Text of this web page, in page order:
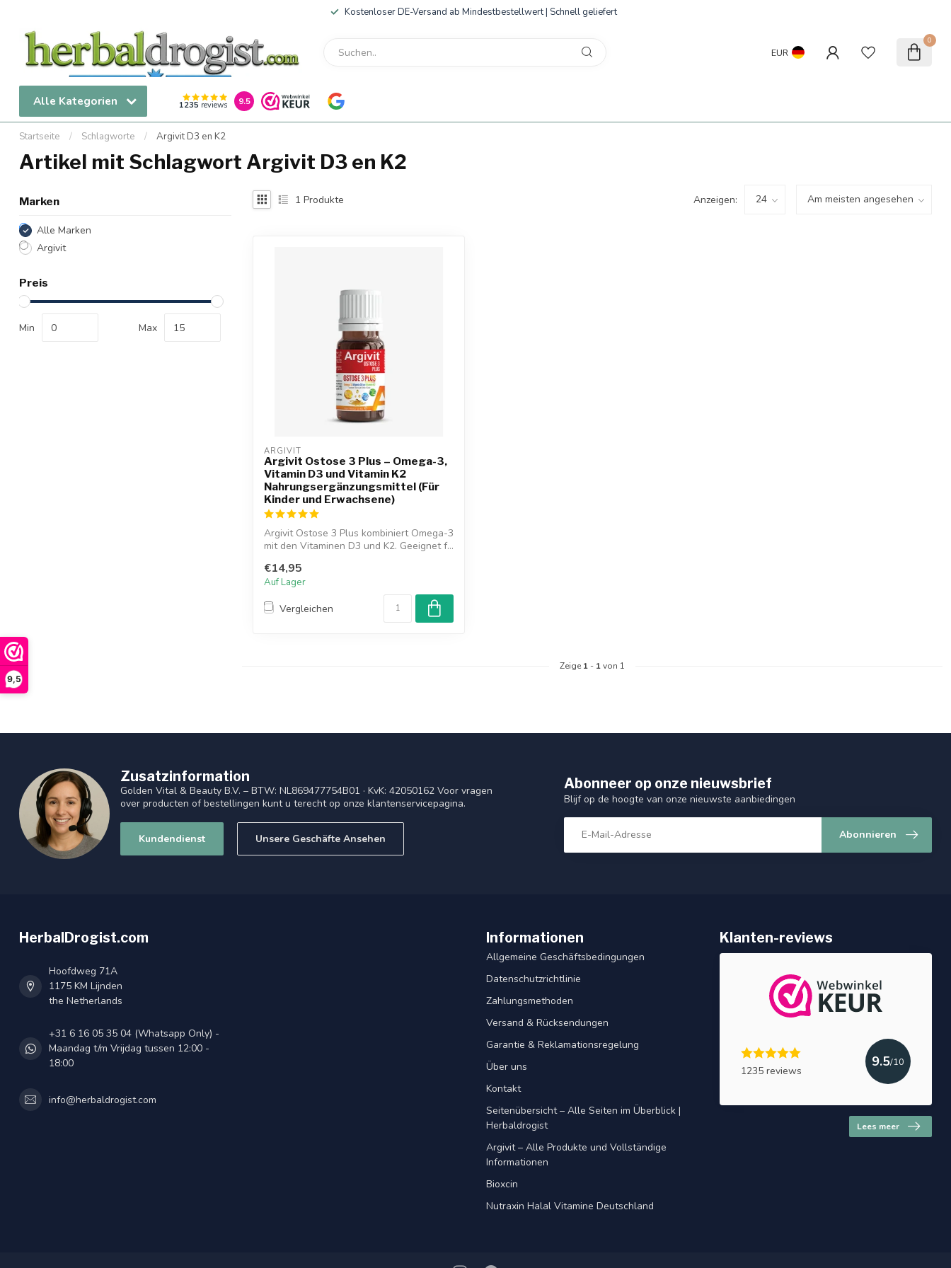
9,5
Kostenloser DE-Versand ab Mindestbestellwert | Schnell geliefert
EUR
0
Alle Kategorien 1235 reviews 9.5
Startseite / Schlagworte / Argivit D3 en K2
Artikel mit Schlagwort Argivit D3 en K2
Marken
Alle Marken
Argivit
Preis
Min Max
1 Produkte Anzeigen:
ARGIVIT
Argivit Ostose 3 Plus – Omega-3,
Vitamin D3 und Vitamin K2
Nahrungsergänzungsmittel (Für
Kinder und Erwachsene)
Argivit Ostose 3 Plus kombiniert Omega-3
mit den Vitaminen D3 und K2. Geeignet f...
€14,95
Auf Lager
Vergleichen
Zeige 1 - 1von 1
Zusatzinformation
Golden Vital & Beauty B.V. – BTW: NL869477754B01 · KvK: 42050162 Voor vragen
over producten of bestellingen kunt u terecht op onze klantenservicepagina.
Kundendienst Unsere Geschäfte Ansehen
Abonneer op onze nieuwsbrief
Blijf op de hoogte van onze nieuwste aanbiedingen
Abonnieren
HerbalDrogist.com
Hoofdweg 71A
1175 KM Lijnden
the Netherlands
+31 6 16 05 35 04 (Whatsapp Only) -
Maandag t/m Vrijdag tussen 12:00 -
18:00
info@herbaldrogist.com
Informationen
Allgemeine Geschäftsbedingungen
Datenschutzrichtlinie
Zahlungsmethoden
Versand & Rücksendungen
Garantie & Reklamationsregelung
Über uns
Kontakt
Seitenübersicht – Alle Seiten im Überblick |
Herbaldrogist
Argivit – Alle Produkte und Vollständige
Informationen
Bioxcin
Nutraxin Halal Vitamine Deutschland
Klanten-reviews
1235 reviews
9.5/10
Lees meer